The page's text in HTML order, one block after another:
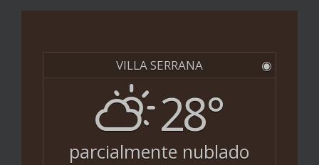
VILLA SERRANA ◉
28°
parcialmente nublado